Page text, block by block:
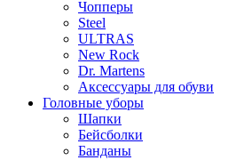
Чопперы
Steel
ULTRAS
New Rock
Dr. Martens
Аксессуары для обуви
Головные уборы
Шапки
Бейсболки
Банданы